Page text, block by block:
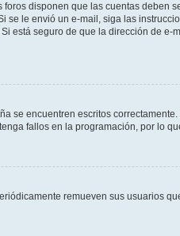
disponen que las cuentas deben
le envió un e-mail, siga las
está seguro de que la dirección de e-
se encuentren escritos
fallos en la programación, por lo
remueven sus usuarios